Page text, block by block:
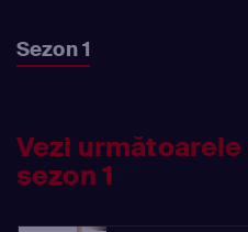
Sezon 1
Vezi
sezon 1